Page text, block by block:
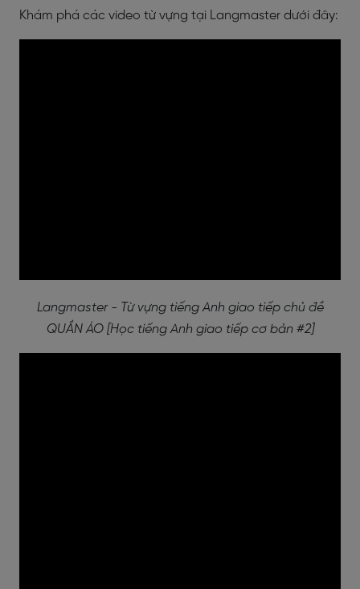
Khám phá các video từ vựng tại Langmaster dưới đây:
Langmaster - Từ vựng tiếng Anh giao tiếp chủ đề
QUẦN ÁO [Học tiếng Anh giao tiếp cơ bản #2]